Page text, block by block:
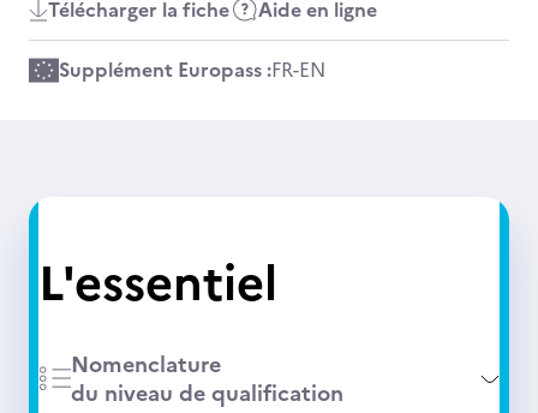
Télécharger la fiche Aide en ligne
Supplément Europass :FR-EN
L'essentiel
Nomenclature
du niveau de qualification